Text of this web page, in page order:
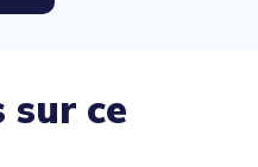
sur ce